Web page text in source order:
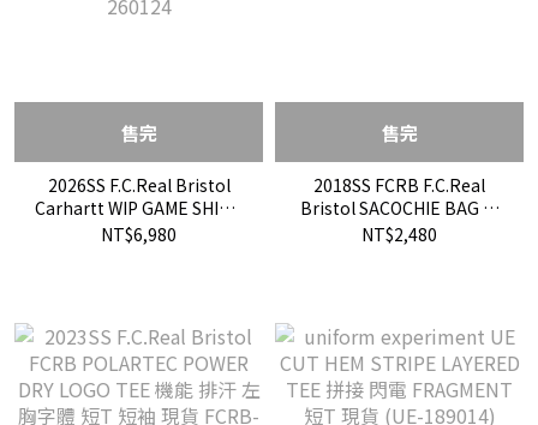
售完
2026SS F.C.Real Bristol
Carhartt WIP GAME SHIRT
聯名 足球衫 球衣 現貨
NT$6,980
售完
2018SS FCRB F.C.Real
Bristol SACOCHIE BAG 側
背包 小包 現貨
NT$2,480